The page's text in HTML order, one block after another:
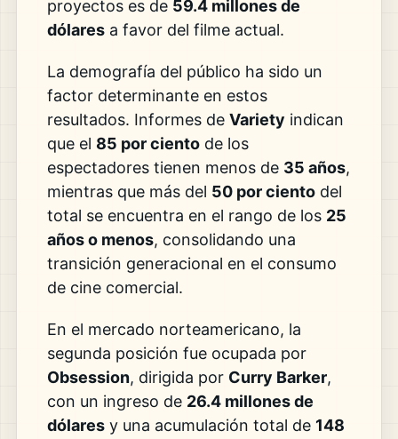
proyectos es de 59.4 millones de
dólaresa favor del filme actual.
La demografía del público ha sido un
factor determinante en estos
resultados. Informes de Variety indican
que el 85 por cientode los
espectadores tienen menos de 35 años,
mientras que más del 50 por cientodel
total se encuentra en el rango de los 25
años o menos, consolidando una
transición generacional en el consumo
de cine comercial.
En el mercado norteamericano, la
segunda posición fue ocupada por
Obsession, dirigida por Curry Barker,
con un ingreso de 26.4 millones de
dólaresy una acumulación total de 148